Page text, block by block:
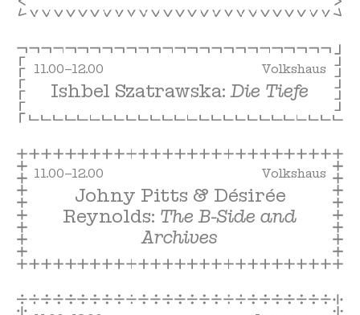
11.00–12.00 Volkshaus
Ishbel Szatrawska:Die Tiefe
11.00–12.00 Volkshaus
Johny Pitts & Désirée
Reynolds: The B-Side and
Archives